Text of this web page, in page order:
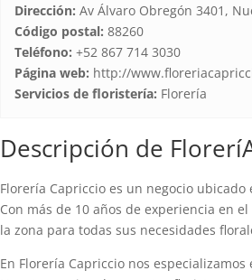
Dirección: Av Álvaro Obregón 3401,
Código postal: 88260
Teléfono: +52 867 714 3030
Página web: http://
Servicios de floristería: Florería
Descripción de
Florería Capriccio es un negocio
Con más de 10 años de experiencia en
la zona para todas sus necesidades
En Florería Capriccio nos